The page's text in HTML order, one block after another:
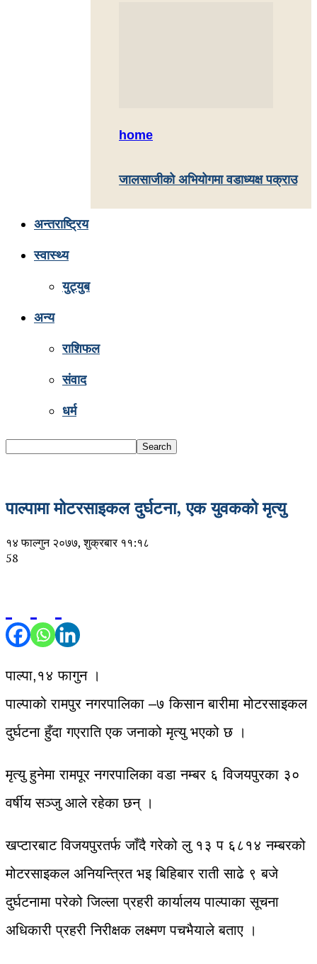
home
जालसाजीको अभियोगमा वडाध्यक्ष पक्राउ
अन्तराष्ट्रिय
स्वास्थ्य
युट्युब
अन्य
राशिफल
संवाद
धर्म
पाल्पामा मोटरसाइकल दुर्घटना, एक युवकको मृत्यु
१४ फाल्गुन २०७७, शुक्रबार ११:१८
58
पाल्पा,१४ फागुन ।
पाल्पाको रामपुर नगरपालिका –७ किसान बारीमा मोटरसाइकल
दुर्घटना हुँदा गएराति एक जनाको मृत्यु भएको छ ।
मृत्यु हुनेमा रामपूर नगरपालिका वडा नम्बर ६ विजयपुरका ३०
वर्षीय सञ्जु आले रहेका छन् ।
खप्टारबाट विजयपुरतर्फ जाँदै गरेको लु १३ प ६८१४ नम्बरको
मोटरसाइकल अनियन्त्रित भइ बिहिबार राती साढे ९ बजे
दुर्घटनामा परेको जिल्ला प्रहरी कार्यालय पाल्पाका सूचना
अधिकारी प्रहरी निरीक्षक लक्ष्मण पचभैयाले बताए ।